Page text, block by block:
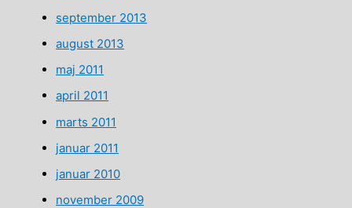
september 2013
august 2013
maj 2011
april 2011
marts 2011
januar 2011
januar 2010
november 2009